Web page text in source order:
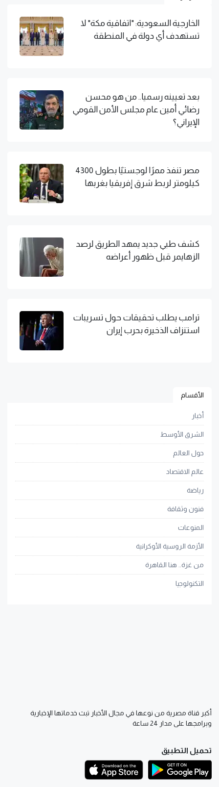
الخارجية السعودية: "اتفاقية مكة" لا
تستهدف أي دولة في المنطقة
بعد تعيينه رسميا.. من هو محسن
رضائي أمين عام مجلس الأمن القومي
الإيراني؟
مصر تنفذ ممرًا لوجستيًا بطول 4300
كيلومتر لربط شرق إفريقيا بغربها
كشف طبي جديد يمهد الطريق لرصد
الزهايمر قبل ظهور أعراضه
ترامب يطلب تحقيقات حول تسريبات
استنزاف الذخيرة بحرب إيران
الأقسام
أخبار
الشرق الأوسط
حول العالم
عالم الاقتصاد
رياضة
فنون وثقافة
المنوعات
الأزمة الروسية الأوكرانية
من غزة.. هنا القاهرة
التكنولوجيا
أكبر قناة مصرية من نوعها في مجال الأخبار تبث خدماتها الإخبارية
وبرامجها على مدار 24 ساعة
تحميل التطبيق